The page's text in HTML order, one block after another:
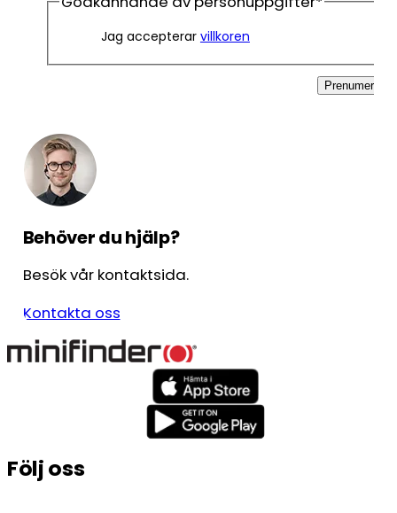
Jag accepterar villkoren
Prenumerera
Behöver du hjälp?
Besök vår kontaktsida.
Kontakta oss
Följ oss